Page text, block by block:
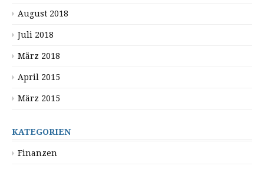
August 2018
Juli 2018
März 2018
April 2015
März 2015
KATEGORIEN
Finanzen